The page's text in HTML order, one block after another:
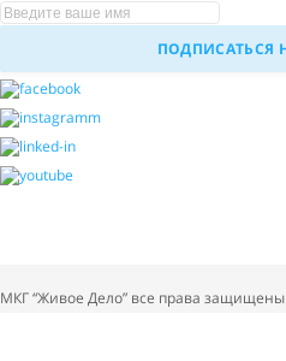
МКГ “Живое Дело” все права защищены